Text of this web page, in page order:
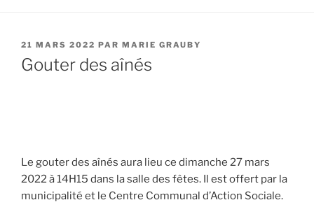
PUBLIÉ
LE
21 MARS 2022 PAR MARIE GRAUBY
Gouter des aînés
Le gouter des aînés aura lieu ce dimanche 27 mars
2022 à 14H15 dans la salle des fêtes. Il est offert par la
municipalité et le Centre Communal d’Action Sociale.